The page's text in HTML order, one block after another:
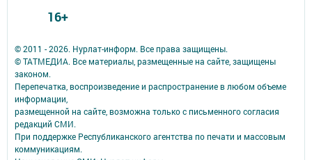
© 2011 - 2026. Нурлат-⁠информ. Все права защищены.
© ТАТМЕДИА. Все материалы, размещенные на сайте, защищены
законом.
Перепечатка, воспроизведение и распространение в любом объеме
информации,
размещенной на сайте, возможна только с письменного согласия
редакций СМИ.
При поддержке Республиканского агентства по печати и массовым
коммуникациям.
16+